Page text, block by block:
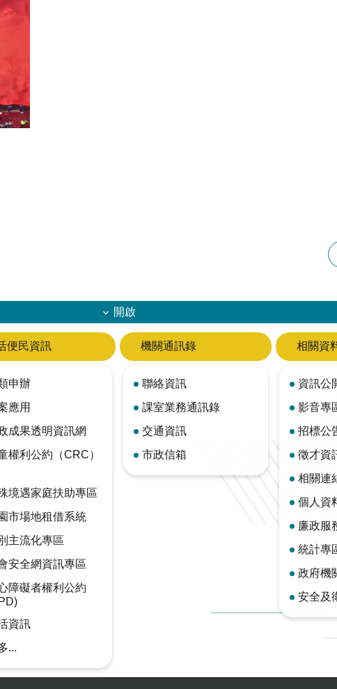
開啟
便民資訊
申辦
應用
成果透明資訊網
權利公約（CRC）
境遇家庭扶助專區
市場地租借系統
主流化專區
安全網資訊專區
障礙者權利公約
資訊
...
機關通訊錄
聯絡資訊
課室業務通訊錄
交通資訊
市政信箱
相關資
資訊公
影音專
招標公
徵才資
相關連
個人資
廉政服
統計專
政府機
安全及